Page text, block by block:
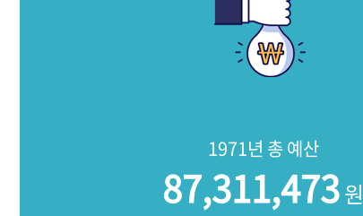
1971년 총 예산
87,311,473원